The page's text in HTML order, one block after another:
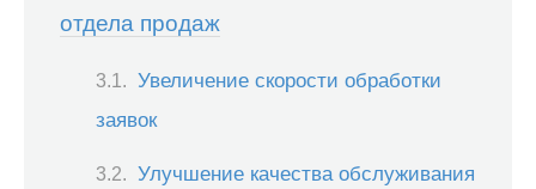
отдела продаж
Увеличение скорости обработки
заявок
Улучшение качества обслуживания